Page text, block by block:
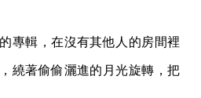
專輯，在沒有其他人的房間裡
繞著偷偷灑進的月光旋轉，把